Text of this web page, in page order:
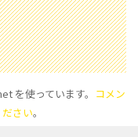
を使っています。 コメン
さい。